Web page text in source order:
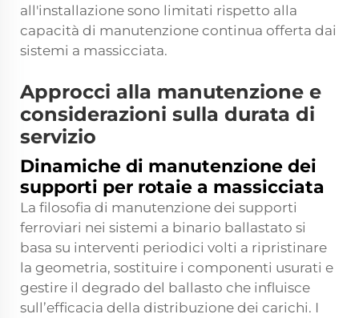
all'installazione sono limitati rispetto alla
capacità di manutenzione continua offerta dai
sistemi a massicciata.
Approcci alla manutenzione e
considerazioni sulla durata di
servizio
Dinamiche di manutenzione dei
supporti per rotaie a massicciata
La filosofia di manutenzione dei supporti
ferroviari nei sistemi a binario ballastato si
basa su interventi periodici volti a ripristinare
la geometria, sostituire i componenti usurati e
gestire il degrado del ballasto che influisce
sull’efficacia della distribuzione dei carichi. I